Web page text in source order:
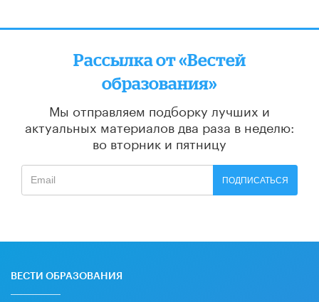
Рассылка от «Вестей
образования»
Мы отправляем подборку лучших и
актуальных материалов два раза в неделю:
во вторник и пятницу
ПОДПИСАТЬСЯ
ВЕСТИ ОБРАЗОВАНИЯ